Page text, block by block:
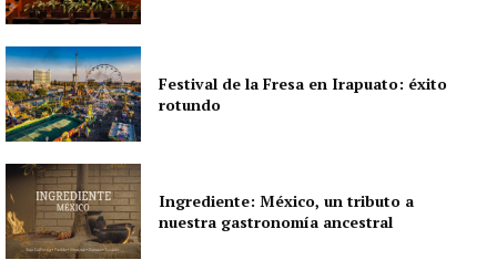
Festival de la Fresa en Irapuato: éxito
rotundo
Ingrediente: México, un tributo a
nuestra gastronomía ancestral